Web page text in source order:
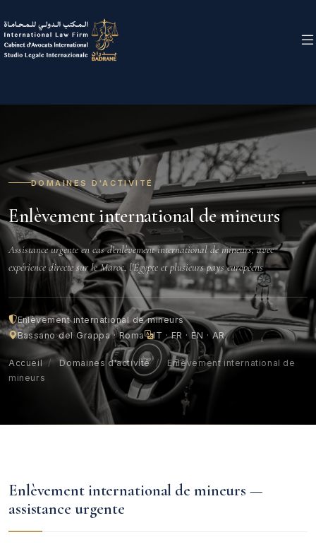
DOMAINES D'ACTIVITÉ
Enlèvement international de mineurs
Assistance urgente en cas d'enlèvement international de mineurs, avec
expérience directe sur le Maroc, l'Égypte et plusieurs pays européens
Enlèvement international de mineurs
Bassano del Grappa · Roma
IT · FR · EN · AR
Accueil / Domaines d'activité /
Enlèvement international de
mineurs
Enlèvement international de mineurs —
assistance urgente